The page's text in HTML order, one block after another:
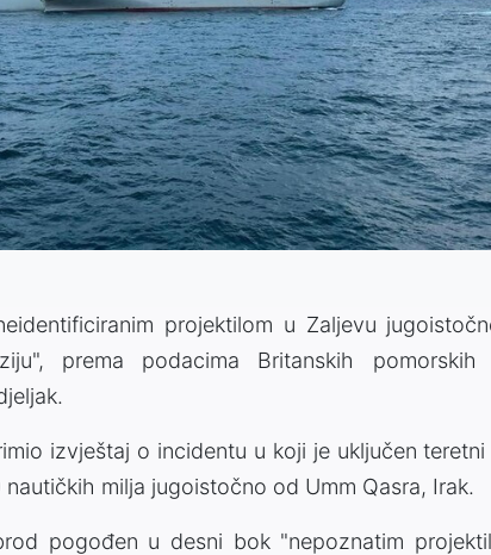
projektilom u Zaljevu
prema podacima Britanskih pomorskih
izvještaj o incidentu u koji je uključen
milja jugoistočno od Umm Qasra, Irak.
pogođen u desni bok "nepoznatim